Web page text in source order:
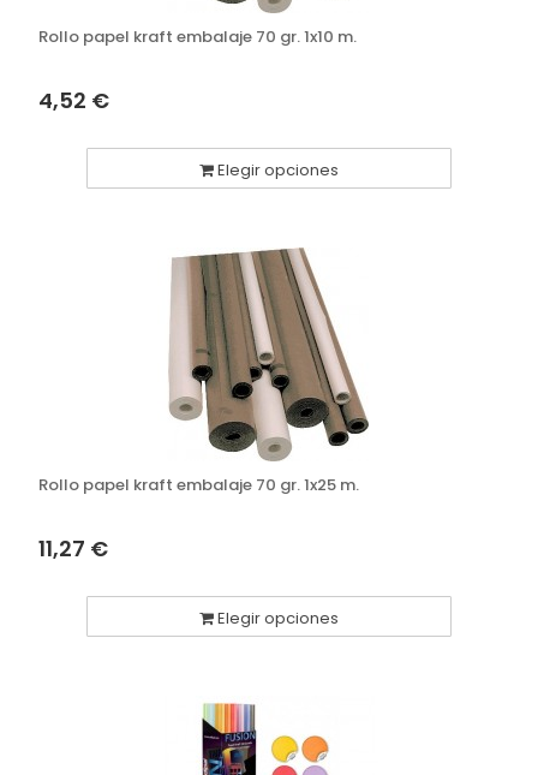
Rollo papel kraft embalaje 70 gr. 1x10 m.
4,52 €
Elegir opciones
Rollo papel kraft embalaje 70 gr. 1x25 m.
11,27 €
Elegir opciones